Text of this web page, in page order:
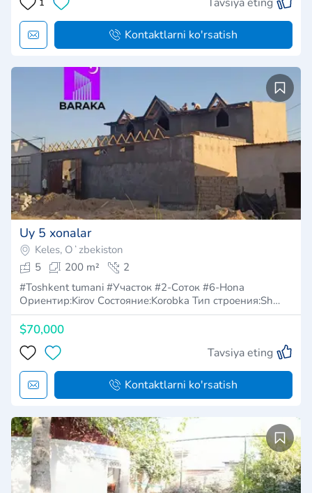
1 Tavsiya eting
Kontaktlarni ko'rsatish
Uy 5 xonalar
Keles, Oʻzbekiston
5
200 m²
2
#Toshkent tumani #Участок #2-Соток #6-Hona
Ориентир:Kirov Состояние:Korobka Тип строения:Sh…
$70,000
Tavsiya eting
Kontaktlarni ko'rsatish